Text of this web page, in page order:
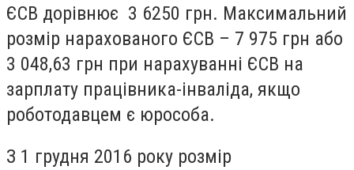
ЄСВ дорівнює 3 6250 грн. Максимальний
розмір нарахованого ЄСВ – 7 975 грн або
3 048,63 грн при нарахуванні ЄСВ на
зарплату працівника-інваліда, якщо
роботодавцем є юрособа.
З 1 грудня 2016 року розмір